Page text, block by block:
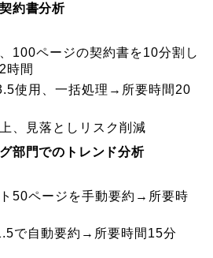
約書分析
100ページの契約書を10分割し
時間
使用、一括処理→所要時間20
、見落としリスク削減
部門でのトレンド分析
ト50ページを手動要約→所要時
で自動要約→所要時間15分